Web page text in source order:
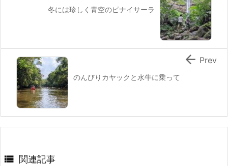
冬には珍しく青空のピナイサーラ
のんびりカヤックと水牛に乗って
 Prev
 関連記事